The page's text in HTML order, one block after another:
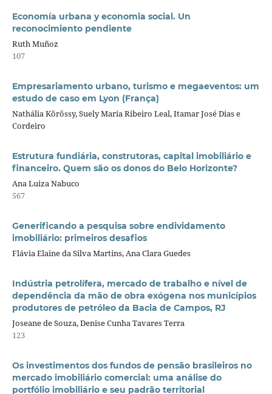
Economía urbana y economia social. Un
reconocimiento pendiente
Ruth Muñoz
107
Empresariamento urbano, turismo e megaeventos: um
estudo de caso em Lyon (França)
Nathália Körössy, Suely Maria Ribeiro Leal, Itamar José Dias e
Cordeiro
Estrutura fundiária, construtoras, capital imobiliário e
financeiro. Quem são os donos do Belo Horizonte?
Ana Luiza Nabuco
567
Generificando a pesquisa sobre endividamento
imobiliário: primeiros desafios
Flávia Elaine da Silva Martins, Ana Clara Guedes
Indústria petrolífera, mercado de trabalho e nível de
dependência da mão de obra exógena nos municípios
produtores de petróleo da Bacia de Campos, RJ
Joseane de Souza, Denise Cunha Tavares Terra
123
Os investimentos dos fundos de pensão brasileiros no
mercado imobiliário comercial: uma análise do
portfólio imobiliário e seu padrão territorial